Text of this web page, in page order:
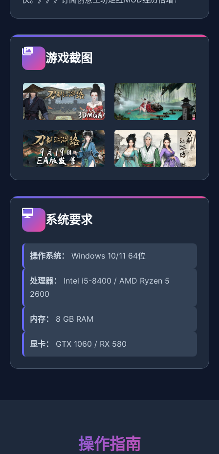
游戏截图
系统要求
操作系统： Windows 10/11 64位
处理器：
Intel i5-8400 / AMD Ryzen 5
2600
内存： 8 GB RAM
显卡： GTX 1060 / RX 580
操作指南